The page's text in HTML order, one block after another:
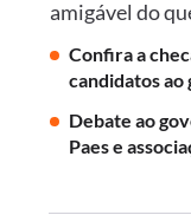
amigável do
Confira a
candidatos ao
Debate ao
Paes e